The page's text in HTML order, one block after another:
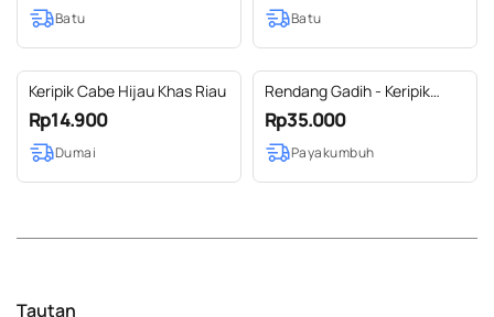
Batu Batu
Keripik Cabe Hijau Khas Riau
Rp14.900
Dumai
Rendang Gadih - Keripik
Rendang Telur 150 g
Rp35.000
Payakumbuh
Tautan